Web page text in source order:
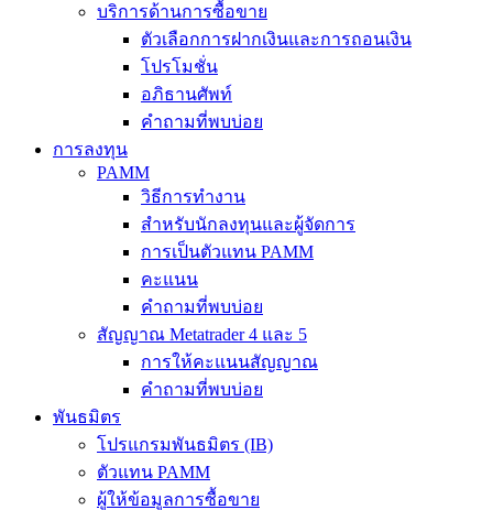
บริการด้านการซื้อขาย
ตัวเลือกการฝากเงินและการถอนเงิน
โปรโมชั่น
อภิธานศัพท์
คำถามที่พบบ่อย
การลงทุน
PAMM
วิธีการทำงาน
สำหรับนักลงทุนและผู้จัดการ
การเป็นตัวแทน PAMM
คะแนน
คำถามที่พบบ่อย
สัญญาณ Metatrader 4 และ 5
การให้คะแนนสัญญาณ
คำถามที่พบบ่อย
พันธมิตร
โปรแกรมพันธมิตร (IB)
ตัวแทน PAMM
ผู้ให้ข้อมูลการซื้อขาย